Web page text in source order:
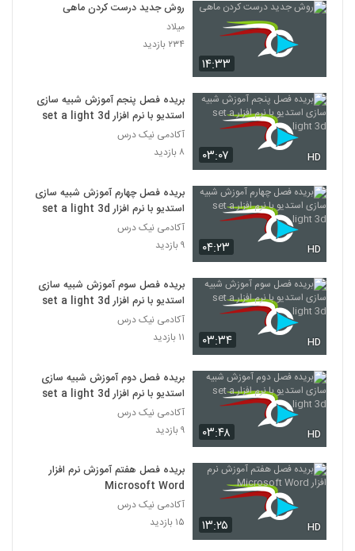
۱۴:۳۳
روش جدید درست کردن ماهی
میلاد
۲۳۴ بازدید
۰۳:۰۷ HD
بریده فصل پنجم آموزش شبیه سازی
استدیو با نرم افزار set a light 3d
آکادمی نیک درس
۸ بازدید
۰۴:۲۳ HD
بریده فصل چهارم آموزش شبیه سازی
استدیو با نرم افزار set a light 3d
آکادمی نیک درس
۹ بازدید
۰۳:۳۴ HD
بریده فصل سوم آموزش شبیه سازی
استدیو با نرم افزار set a light 3d
آکادمی نیک درس
۱۱ بازدید
۰۳:۴۸ HD
بریده فصل دوم آموزش شبیه سازی
استدیو با نرم افزار set a light 3d
آکادمی نیک درس
۹ بازدید
۱۳:۲۵ HD
بریده فصل هفتم آموزش نرم افزار
Microsoft Word
آکادمی نیک درس
۱۵ بازدید